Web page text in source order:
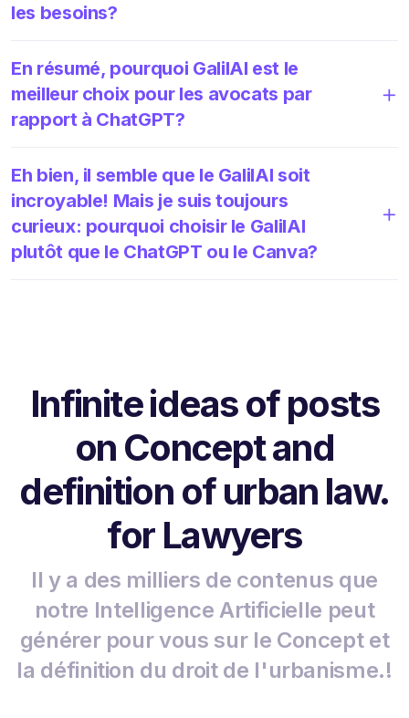
les besoins?
En résumé, pourquoi GalilAI est le
meilleur choix pour les avocats par
rapport à ChatGPT?
Eh bien, il semble que le GalilAI soit
incroyable! Mais je suis toujours
curieux: pourquoi choisir le GalilAI
plutôt que le ChatGPT ou le Canva?
Infinite ideas of posts
on Concept and
definition of urban law.
for Lawyers
Il y a des milliers de contenus que
notre Intelligence Artificielle peut
générer pour vous sur le Concept et
la définition du droit de l'urbanisme.!